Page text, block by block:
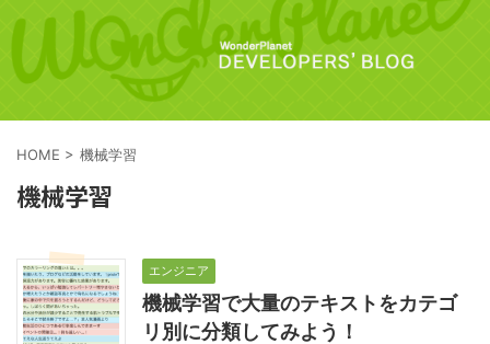
HOME > 機械学習
機械学習
エンジニア
機械学習で大量のテキストをカテゴ
リ別に分類してみよう！